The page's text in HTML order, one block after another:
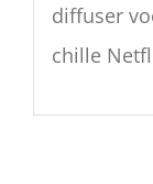
diffuser
chille